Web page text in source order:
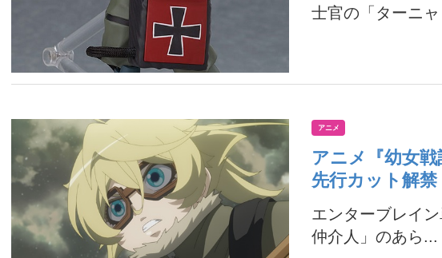
士官の「ターニ
アニメ
アニメ『幼女
先行カット解禁
エンターブレイ
仲介人」のあら...